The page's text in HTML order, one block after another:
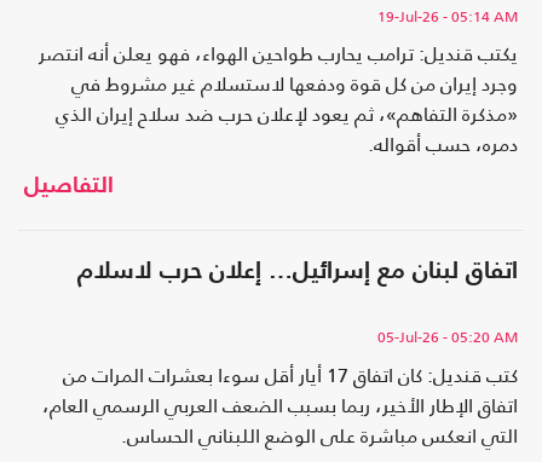
19-Jul-26 - 05:14 AM
يكتب قنديل: ترامب يحارب طواحين الهواء، فهو يعلن أنه انتصر
وجرد إيران من كل قوة ودفعها لاستسلام غير مشروط في
«مذكرة التفاهم»، ثم يعود لإعلان حرب ضد سلاح إيران الذي
دمره، حسب أقواله.
التفاصيل
اتفاق لبنان مع إسرائيل… إعلان حرب لاسلام
05-Jul-26 - 05:20 AM
كتب قنديل: كان اتفاق 17 أيار أقل سوءا بعشرات المرات من
اتفاق الإطار الأخير، ربما بسبب الضعف العربي الرسمي العام،
التي انعكس مباشرة على الوضع اللبناني الحساس.